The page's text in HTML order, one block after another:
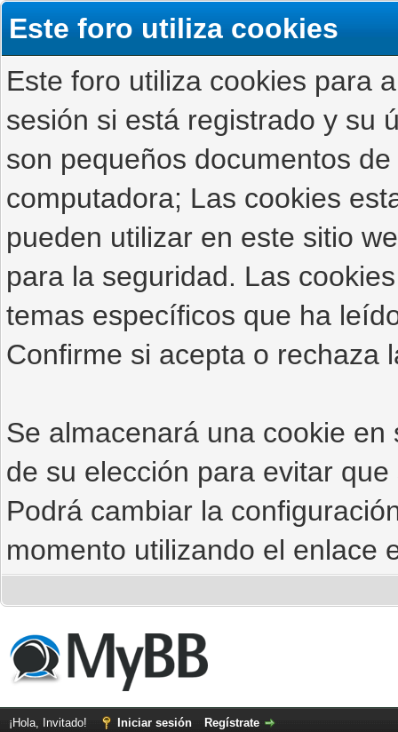
Este foro utiliza cookies
Este foro utiliza cookies para
sesión si está registrado y su
son pequeños documentos
computadora; Las cookies
pueden utilizar en este sitio
para la seguridad. Las
temas específicos que ha
Confirme si acepta o rechaza
Se almacenará una cookie
de su elección para evitar
Podrá cambiar la
momento utilizando el enlace
¡Hola, Invitado! Iniciar sesión Regístrate